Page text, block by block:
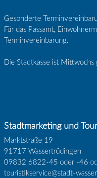
Gesonderte
Für das Passamt,
Terminvereinbarung.
Die Stadtkasse ist Mittwochs
Stadtmarketing und
Marktstraße 19
91717 Wassertrüdingen
09832 6822-45 oder -46
touristikservice@stadt-